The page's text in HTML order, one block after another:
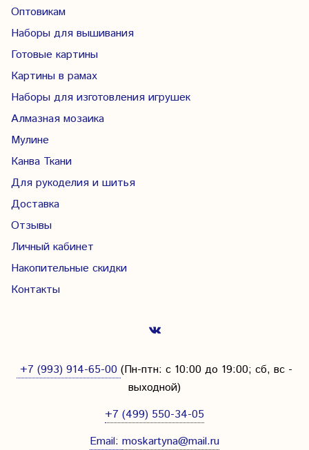
Оптовикам
Наборы для вышивания
Готовые картины
Картины в рамах
Наборы для изготовления игрушек
Алмазная мозаика
Мулине
Канва Ткани
Для рукоделия и шитья
Доставка
Отзывы
Личный кабинет
Накопительные скидки
Контакты
+7 (993) 914-65-00 (Пн-птн: с 10:00 до 19:00; сб, вс -
выходной)
+7 (499) 550-34-05
Email: moskartyna@mail.ru